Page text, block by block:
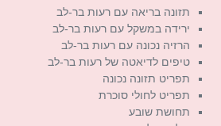
תזונה בריאה עם רעות בר-לב
ירידה במשקל עם רעות בר-לב
הרזיה נכונה עם רעות בר-לב
טיפים לדיאטה של רעות בר-לב
תפריט תזונה נכונה
תפריט לחולי סוכרת
תחושת שובע